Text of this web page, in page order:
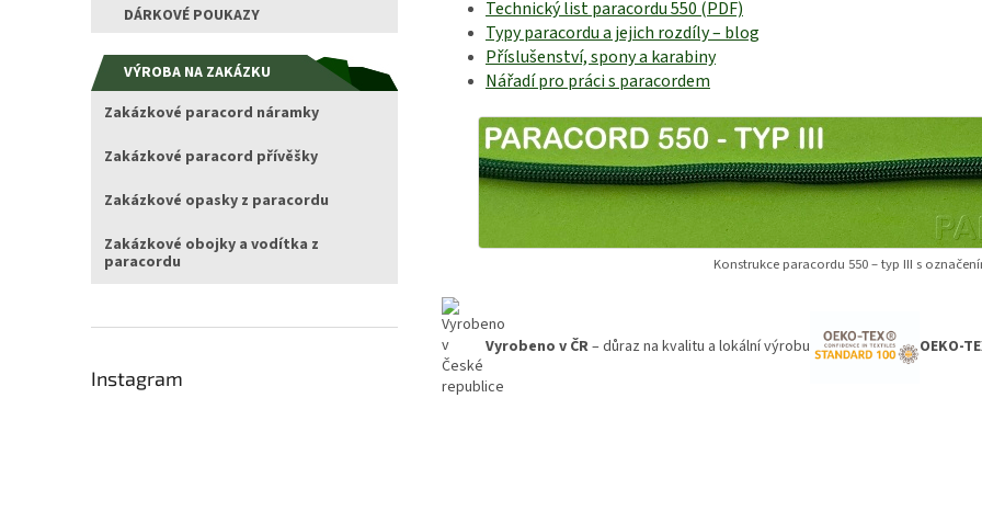
DÁRKOVÉ POUKAZY
VÝROBA NA ZAKÁZKU
Zakázkové paracord náramky
Zakázkové paracord přívěšky
Zakázkové opasky z paracordu
Zakázkové obojky a vodítka z
paracordu
Instagram
Technický list paracordu 550 (PDF)
Typy paracordu a jejich rozdíly – blog
Příslušenství, spony a karabiny
Nářadí pro práci s paracordem
Konstrukce paracordu 550 – typ III s
Vyrobeno v ČR– důraz na kvalitu a lokální výrobu OEKO-